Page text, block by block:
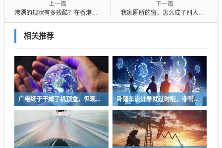
上一篇
港漂的现状有多残酷？在香港读到硕士，也要去工地搬水泥......
下一篇
我家厕所的窗，怎么成了别人的商标
相关推荐
广电终于干掉了机顶盒，但现在没多少人看电视了… 卧铺车设计早就过时啦，非常不具备人性化